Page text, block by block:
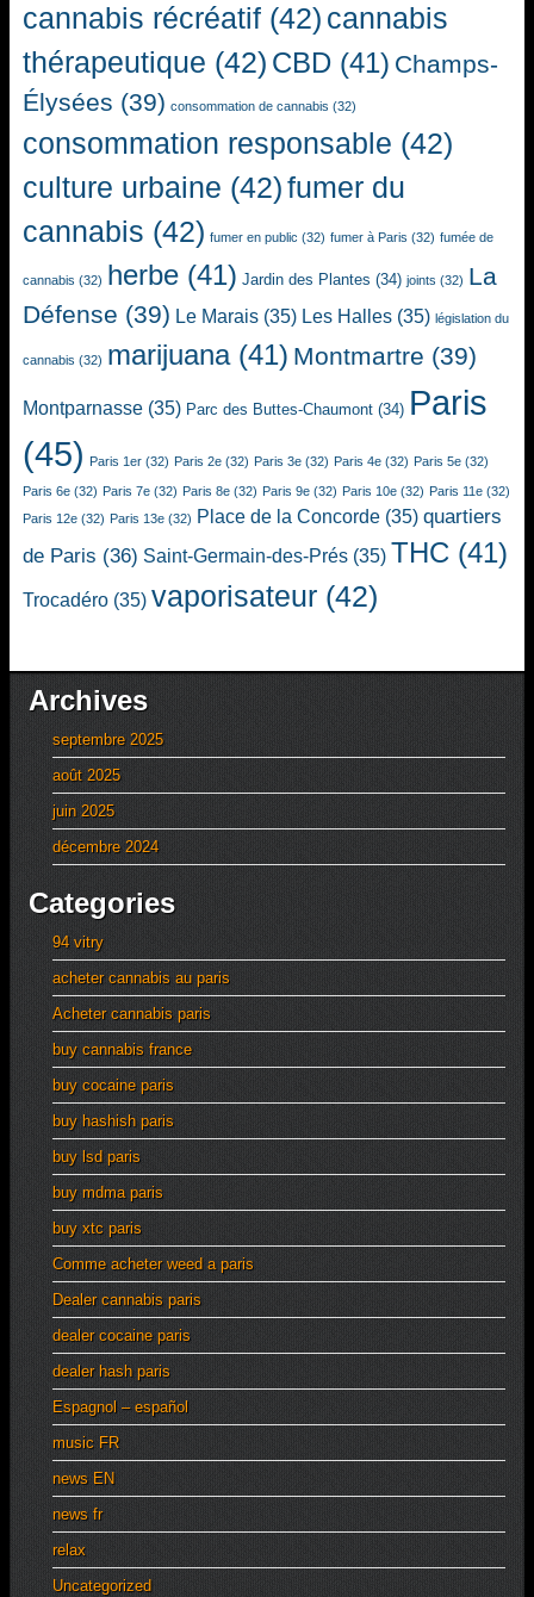
cannabis récréatif (42) cannabis
thérapeutique (42) CBD (41) Champs-
Élysées (39) consommation de cannabis (32)
consommation responsable (42)
culture urbaine (42)fumer du
cannabis (42) fumer en public (32) fumer à Paris (32) fumée de
cannabis (32) herbe (41) Jardin des Plantes (34) joints (32) La
Défense (39) Le Marais (35) Les Halles (35) législation du
cannabis (32) marijuana(41) Montmartre (39)
Montparnasse (35) Parc des Buttes-Chaumont (34) Paris
(45) Paris 1er (32) Paris 2e (32) Paris 3e (32) Paris 4e (32) Paris 5e (32)
Paris 6e (32) Paris 7e (32) Paris 8e (32) Paris 9e (32) Paris 10e (32) Paris 11e (32)
Paris 12e (32) Paris 13e (32) Place de la Concorde (35) quartiers
de Paris (36) Saint-Germain-des-Prés (35) THC (41)
Trocadéro (35) vaporisateur (42)
Archives
septembre 2025
août 2025
juin 2025
décembre 2024
Categories
94 vitry
acheter cannabis au paris
Acheter cannabis paris
buy cannabis france
buy cocaine paris
buy hashish paris
buy lsd paris
buy mdma paris
buy xtc paris
Comme acheter weed a paris
Dealer cannabis paris
dealer cocaine paris
dealer hash paris
Espagnol – español
music FR
news EN
news fr
relax
Uncategorized